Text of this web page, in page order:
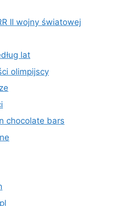
II wojny światowej
lat
olimpijscy
chocolate bars